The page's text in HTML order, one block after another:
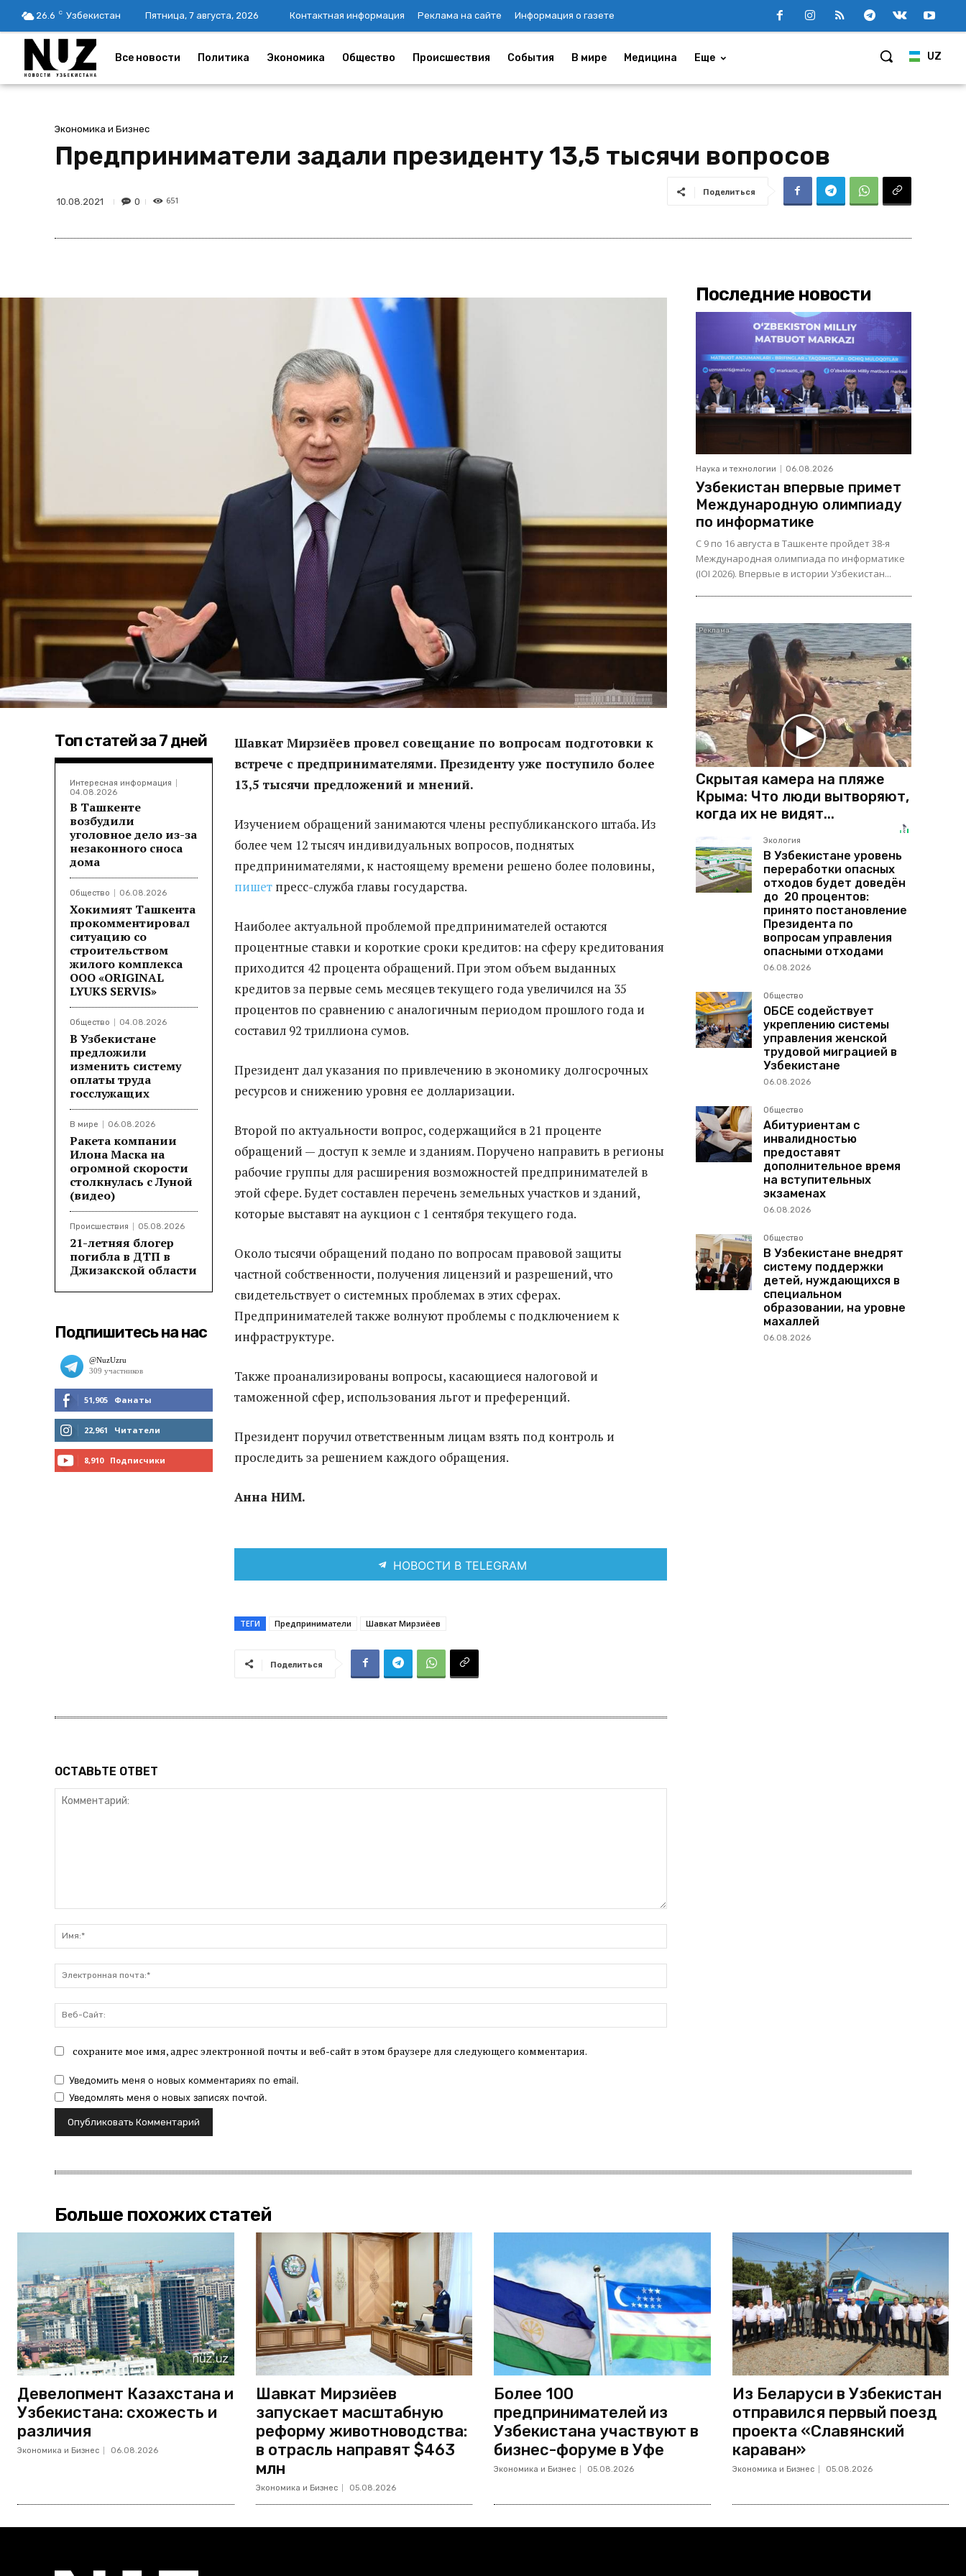
26.6 C Узбекистан Пятница, 7 августа, 2026 Контактная информация Реклама на сайте Информация о газете
UZ
Все новости Политика Экономика Общество Происшествия События В мире Медицина Еще
Экономика и Бизнес
Предприниматели задали президенту 13,5 тысячи вопросов
10.08.2021 0 651
Поделиться
Топ статей за 7 дней
Интересная информация
04.08.2026
В Ташкенте
возбудили
уголовное дело из-за
незаконного сноса
дома
Общество 06.08.2026
Хокимият Ташкента
прокомментировал
ситуацию со
строительством
жилого комплекса
ООО «ORIGINAL
LYUKS SERVIS»
Общество 04.08.2026
В Узбекистане
предложили
изменить систему
оплаты труда
госслужащих
В мире 06.08.2026
Ракета компании
Илона Маска на
огромной скорости
столкнулась с Луной
(видео)
Происшествия 05.08.2026
21-летняя блогер
погибла в ДТП в
Джизакской области
Подпишитесь на нас
51,905 Фанаты
МНЕ НРАВИТСЯ
22,961 Читатели
8,910 Подписчики
Шавкат Мирзиёев провел совещание по вопросам подготовки к
встрече с предпринимателями. Президенту уже поступило более
13,5 тысячи предложений и мнений.
Изучением обращений занимаются члены республиканского штаба. Из
более чем 12 тысяч индивидуальных вопросов, поднятых
предпринимателями, к настоящему времени решено более половины,
пишет пресс-служба главы государства.
Наиболее актуальной проблемой предпринимателей остаются
процентные ставки и короткие сроки кредитов: на сферу кредитования
приходится 42 процента обращений. При этом объем выданных
кредитов за первые семь месяцев текущего года увеличился на 35
процентов по сравнению с аналогичным периодом прошлого года и
составил 92 триллиона сумов.
Президент дал указания по привлечению в экономику долгосрочных
ресурсов и снижению уровня ее долларизации.
Второй по актуальности вопрос, содержащийся в 21 проценте
обращений — доступ к земле и зданиям. Поручено направить в регионы
рабочие группы для расширения возможностей предпринимателей в
этой сфере. Будет составлен перечень земельных участков и зданий,
которые выставят на аукцион с 1 сентября текущего года.
Около тысячи обращений подано по вопросам правовой защиты
частной собственности, получения лицензий и разрешений, что
свидетельствует о системных проблемах в этих сферах.
Предпринимателей также волнуют проблемы с подключением к
инфраструктуре.
Также проанализированы вопросы, касающиеся налоговой и
таможенной сфер, использования льгот и преференций.
Президент поручил ответственным лицам взять под контроль и
проследить за решением каждого обращения.
Анна НИМ.
НОВОСТИ В TELEGRAM
ТЕГИ Предприниматели Шавкат Мирзиёев
Поделиться
ОСТАВЬТЕ ОТВЕТ
почта:*
Сайт:
сохраните мое имя, адрес электронной почты и веб-сайт в этом браузере для следующего комментария.
Уведомить меня о новых комментариях по email.
Уведомлять меня о новых записях почтой.
Последние новости
Наука и технологии 06.08.2026
Узбекистан впервые примет
Международную олимпиаду
по информатике
С 9 по 16 августа в Ташкенте пройдет 38-я
Международная олимпиада по информатике
(IOI 2026). Впервые в истории Узбекистан...
Скрытая камера на пляже
Крыма: Что люди вытворяют,
когда их не видят...
Экология
В Узбекистане уровень
переработки опасных
отходов будет доведён
до 20 процентов:
принято постановление
Президента по
вопросам управления
опасными отходами
06.08.2026
Общество
ОБСЕ содействует
укреплению системы
управления женской
трудовой миграцией в
Узбекистане
06.08.2026
Общество
Абитуриентам с
инвалидностью
предоставят
дополнительное время
на вступительных
экзаменах
06.08.2026
Общество
В Узбекистане внедрят
систему поддержки
детей, нуждающихся в
специальном
образовании, на уровне
махаллей
06.08.2026
Больше похожих статей
Девелопмент Казахстана и
Узбекистана: схожесть и
различия
Экономика и Бизнес 06.08.2026
Шавкат Мирзиёев
запускает масштабную
реформу животноводства:
в отрасль направят $463
млн
Экономика и Бизнес 05.08.2026
Более 100
предпринимателей из
Узбекистана участвуют в
бизнес-форуме в Уфе
Экономика и Бизнес 05.08.2026
Из Беларуси в Узбекистан
отправился первый поезд
проекта «Славянский
караван»
Экономика и Бизнес 05.08.2026